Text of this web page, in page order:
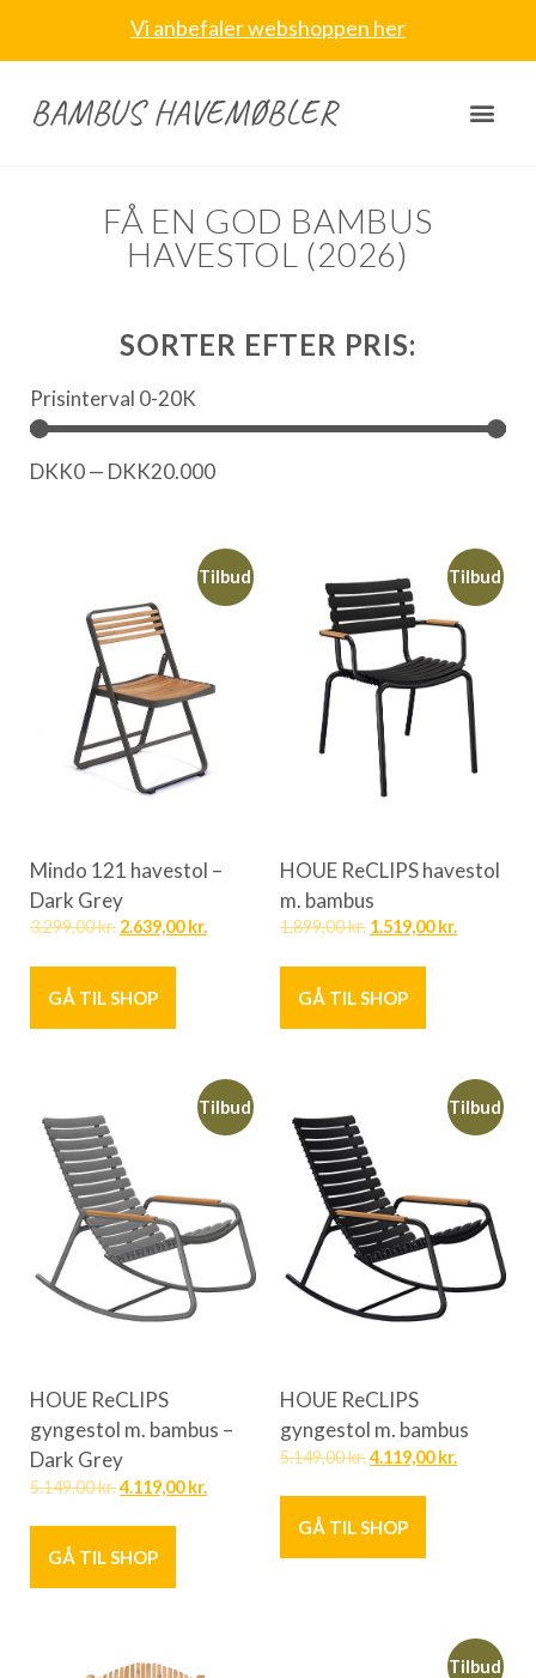
Vi anbefaler webshoppen her
BAMBUS HAVEMØBLER
FÅ EN GOD BAMBUS
HAVESTOL (2026)
SORTER EFTER PRIS:
Prisinterval 0-20K
DKK0— DKK20.000
Tilbud
Mindo 121 havestol –
Dark Grey
3.299,00kr. 2.639,00kr.
GÅ TIL SHOP
Tilbud
HOUE ReCLIPS havestol
m. bambus
1.899,00kr. 1.519,00kr.
GÅ TIL SHOP
Tilbud
HOUE ReCLIPS
gyngestol m. bambus –
Dark Grey
5.149,00kr.4.119,00kr.
GÅ TIL SHOP
Tilbud
HOUE ReCLIPS
gyngestol m. bambus
5.149,00kr.4.119,00kr.
GÅ TIL SHOP
Tilbud